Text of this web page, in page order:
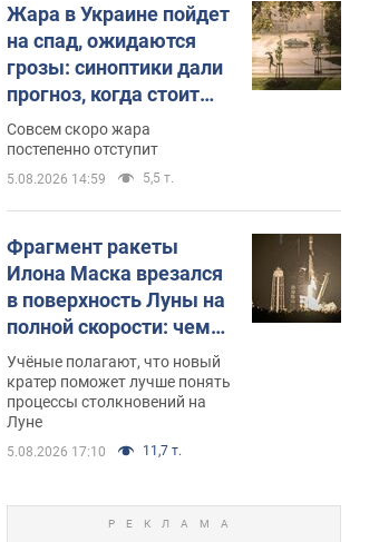
Жара в Украине пойдет
на спад, ожидаются
грозы: синоптики дали
прогноз, когда стоит
ожидать изменения
погоды
Совсем скоро жара
постепенно отступит
5.08.2026 14:59 5,5 т.
Фрагмент ракеты
Илона Маска врезался
в поверхность Луны на
полной скорости: чем
всё закончилось
Учёные полагают, что новый
кратер поможет лучше понять
процессы столкновений на
Луне
5.08.2026 17:10 11,7 т.